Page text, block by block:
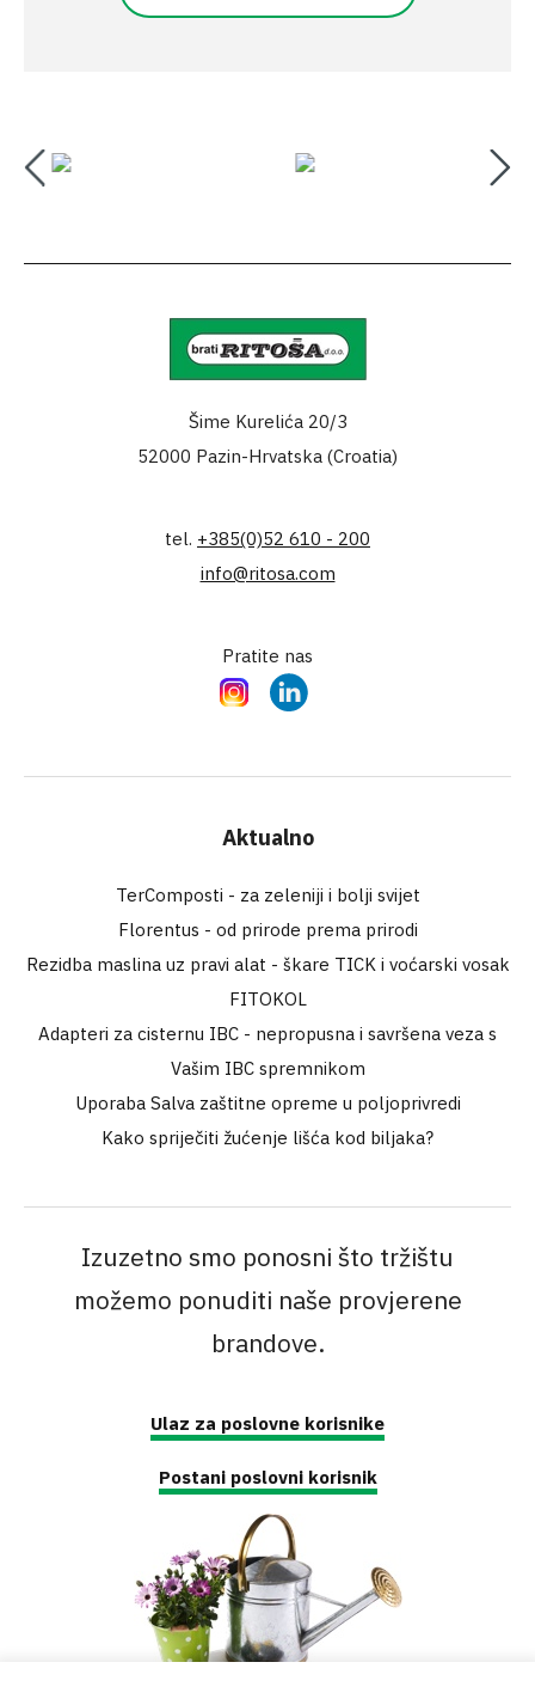
Šime Kurelića 20/3
52000 Pazin-Hrvatska (Croatia)
tel. +385(0)52 610 - 200
info@ritosa.com
Pratite nas
InstagramLinkedIn
Aktualno
TerComposti - za zeleniji i bolji svijet
Florentus - od prirode prema prirodi
Rezidba maslina uz pravi alat - škare TICK i voćarski vosak
FITOKOL
Adapteri za cisternu IBC - nepropusna i savršena veza s
Vašim IBC spremnikom
Uporaba Salva zaštitne opreme u poljoprivredi
Kako spriječiti žućenje lišća kod biljaka?
Izuzetno smo ponosni što tržištu
možemo ponuditi naše provjerene
brandove.
Ulaz za poslovne korisnike
Postani poslovni korisnik